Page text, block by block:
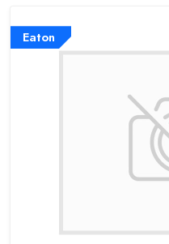
Eaton